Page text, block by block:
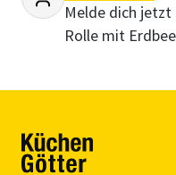
Melde dich jetzt
Rolle mit